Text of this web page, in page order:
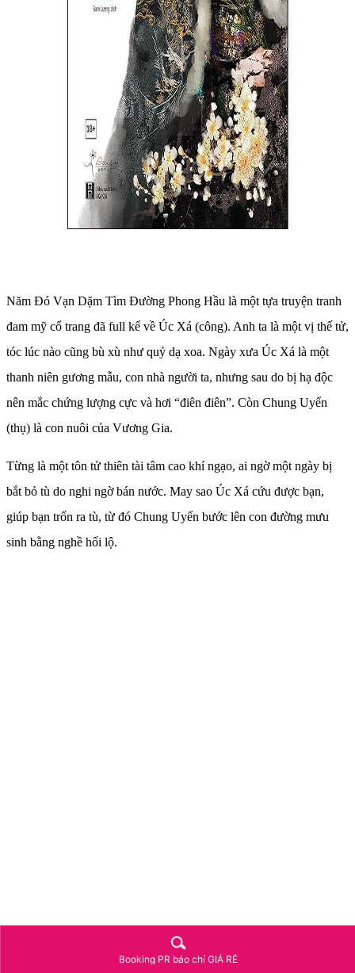
Năm Đó Vạn Dặm Tìm Đường Phong Hầu là một tựa truyện tranh
đam mỹ cổ trang đã full kể về Úc Xá (công). Anh ta là một vị thế tử,
tóc lúc nào cũng bù xù như quỷ dạ xoa. Ngày xưa Úc Xá là một
thanh niên gương mẫu, con nhà người ta, nhưng sau do bị hạ độc
nên mắc chứng lượng cực và hơi “điên điên”. Còn Chung Uyển
(thụ) là con nuôi của Vương Gia.
Từng là một tôn tử thiên tài tâm cao khí ngạo, ai ngờ một ngày bị
bắt bỏ tù do nghi ngờ bán nước. May sao Úc Xá cứu được bạn,
giúp bạn trốn ra tù, từ đó Chung Uyển bước lên con đường mưu
sinh bằng nghề hối lộ.
Sau bảy năm, hai người gặp lại nhau. Những tưởng sẽ có một màn
Booking PR báo chí GIÁ RẺ